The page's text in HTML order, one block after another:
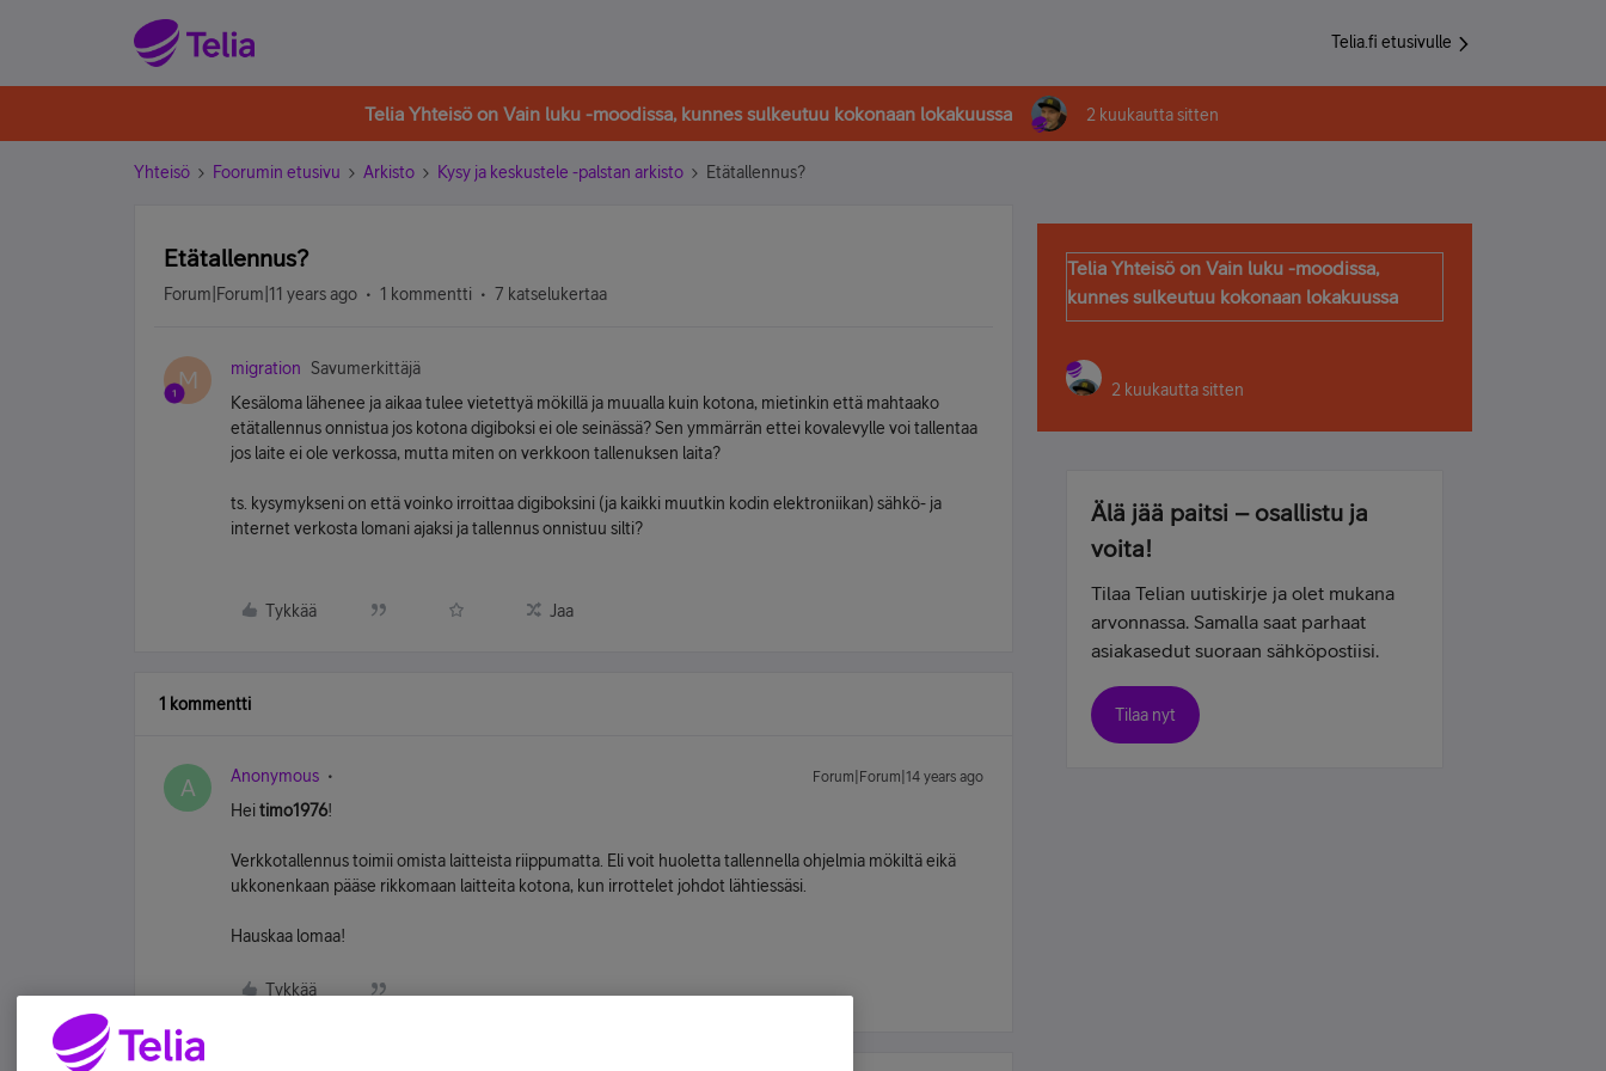
Telia.fi etusivulle
Telia Yhteisö on Vain luku -moodissa, kunnes sulkeutuu kokonaan lokakuussa 2 kuukautta sitten
Yhteisö Foorumin etusivu Arkisto Kysy ja keskustele -palstan arkisto Etätallennus?
Etätallennus?
Forum|Forum|11 years ago 1 kommentti 7 katselukertaa
M migration
Savumerkittäjä
Kesäloma lähenee ja aikaa tulee vietettyä mökillä ja muualla kuin kotona, mietinkin että mahtaako
etätallennus onnistua jos kotona digiboksi ei ole seinässä? Sen ymmärrän ettei kovalevylle voi tallentaa
jos laite ei ole verkossa, mutta miten on verkkoon tallenuksen laita?
ts. kysymykseni on että voinko irroittaa digiboksini (ja kaikki muutkin kodin elektroniikan) sähkö- ja
internet verkosta lomani ajaksi ja tallennus onnistuu silti?
Tykkää Jaa
1 kommentti
A Anonymous Forum|Forum|14 years ago
Heitimo1976!
Verkkotallennus toimii omista laitteista riippumatta. Eli voit huoletta tallennella ohjelmia mökiltä eikä
ukkonenkaan pääse rikkomaan laitteita kotona, kun irrottelet johdot lähtiessäsi.
Hauskaa lomaa!
Tykkää
Telia Yhteisö on Vain luku -moodissa,
kunnes sulkeutuu kokonaan lokakuussa
2 kuukautta sitten
Älä jää paitsi – osallistu ja
voita!
Tilaa Telian uutiskirje ja olet mukana
arvonnassa. Samalla saat parhaat
asiakasedut suoraan sähköpostiisi.
Tilaa nyt